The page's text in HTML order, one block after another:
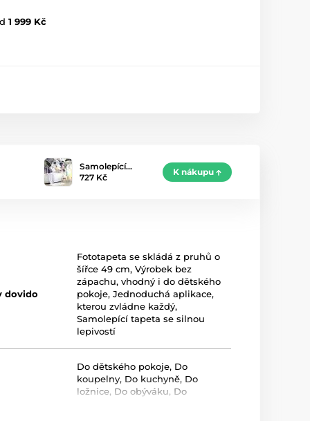
1 999 Kč
Samolepící…
727 Kč
K nákupu
dovido
Fototapeta se skládá z pruhů o
šířce 49 cm,Výrobek bez
zápachu, vhodný i do dětského
pokoje,Jednoduchá aplikace,
kterou zvládne každý,
Samolepící tapeta se silnou
lepivostí
Do dětského pokoje, Do
koupelny, Do kuchyně, Do
ložnice, Do obýváku, Do